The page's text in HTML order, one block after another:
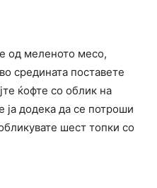
од меленото месо,
средината поставете
ќофте со облик на
ја додека да се потроши
шест топки со